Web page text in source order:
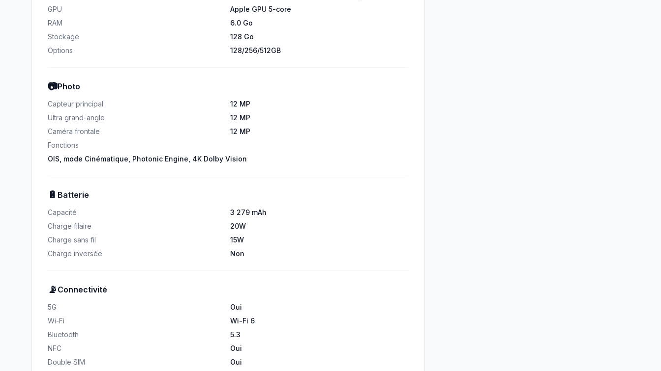
GPU
Apple GPU 5-core
RAM
6.0 Go
Stockage
128 Go
Options
128/256/512GB
📷Photo
Capteur principal
12 MP
Ultra grand-angle
12 MP
Caméra frontale
12 MP
Fonctions
OIS, mode Cinématique, Photonic Engine, 4K Dolby Vision
🔋 Batterie
Capacité
3 279 mAh
Charge filaire
20W
Charge sans fil
15W
Charge inversée
Non
📡 Connectivité
5G
Oui
Wi-Fi
Wi-Fi 6
Bluetooth
5.3
NFC
Oui
Double SIM
Oui